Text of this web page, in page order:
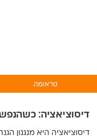
טראומה
דיסוציאציה:
דיסוציאציה היא מנגנון